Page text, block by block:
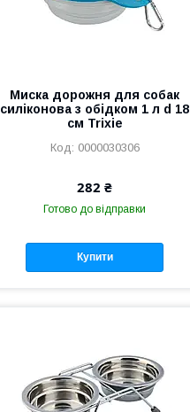
Миска дорожня для собак
силіконова з обідком 1 л d 18
см Trixie
0000030306
282 ₴
Готово до відправки
Купити